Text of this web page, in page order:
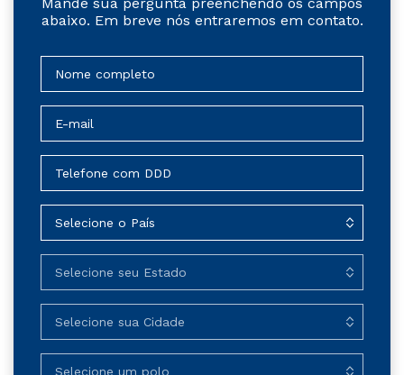
abaixo. Em breve nós entraremos em contato.